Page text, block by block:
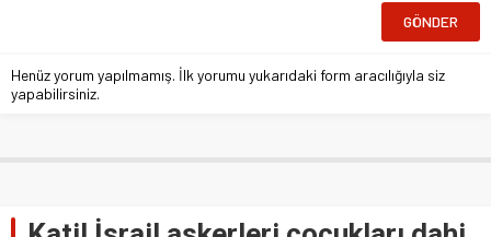
Henüz yorum yapılmamış. İlk yorumu yukarıdaki form aracılığıyla siz
yapabilirsiniz.